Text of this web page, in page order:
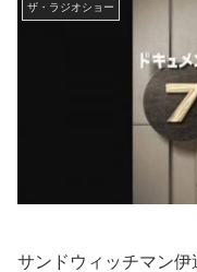
ザ・ラジオショー
サンドウィッチマン